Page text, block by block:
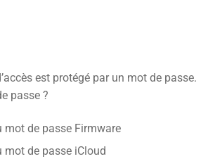
est protégé par un mot de passe.
passe ?
mot de passe Firmware
mot de passe iCloud